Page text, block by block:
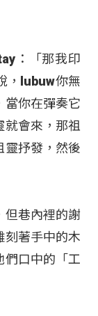
：「那我印
，lubuw你無
當你在彈奏它
就會來，那祖
靈抒發，然後
但巷內裡的謝
刻著手中的木
們口中的「工